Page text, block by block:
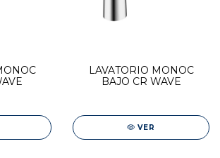
LAVATORIO MONOC
BAJO CR WAVE
VER